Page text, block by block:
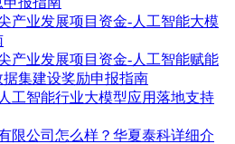
产业发展项目资金-人工智能大模
产业发展项目资金-人工智能赋能
集建设奖励申报指南
工智能行业大模型应用落地支持
限公司怎么样？华夏泰科详细介